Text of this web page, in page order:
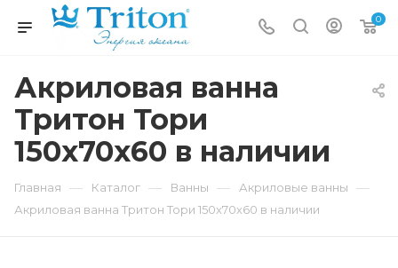
0
Акриловая ванна
Тритон Тори
150x70х60 в наличии
Главная — Каталог — Ванны — Акриловые ванны —
Акриловая ванна Тритон Тори 150x70х60 в наличии